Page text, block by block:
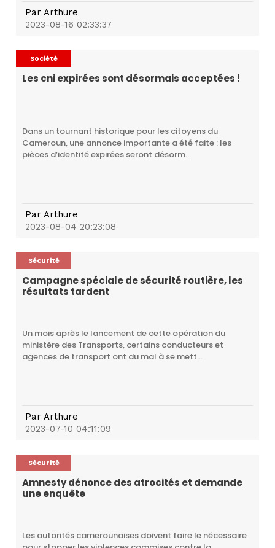
ParArthure
2023-08-16 02:33:37
Société
Les cni expirées sont désormais acceptées !
Dans un tournant historique pour les citoyens du
Cameroun, une annonce importante a été faite : les
pièces d’identité expirées seront désorm...
ParArthure
2023-08-04 20:23:08
Sécurité
Campagne spéciale de sécurité routière, les
résultats tardent
Un mois après le lancement de cette opération du
ministère des Transports, certains conducteurs et
agences de transport ont du mal à se mett...
ParArthure
2023-07-10 04:11:09
Sécurité
Amnesty dénonce des atrocités et demande
une enquête
Les autorités camerounaises doivent faire le nécessaire